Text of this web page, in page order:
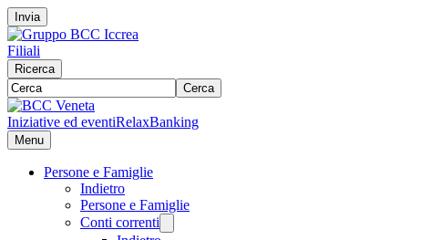
Invia
Filiali
Ricerca
Cerca
Iniziative ed eventiRelaxBanking
Menu
Persone e Famiglie
Indietro
Persone e Famiglie
Conti correnti